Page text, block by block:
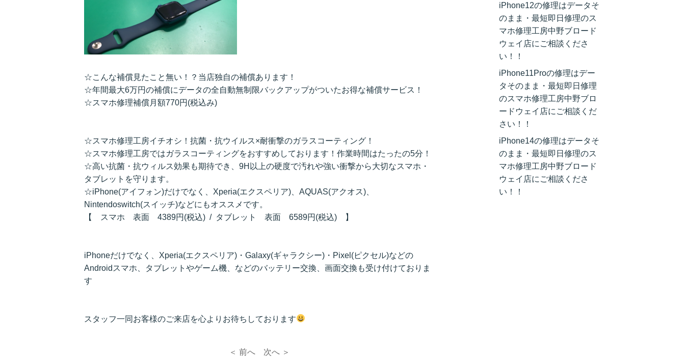
☆こんな補償見たこと無い！？当店独自の補償あります！
☆年間最大6万円の補償にデータの全自動無制限バックアップがついたお得な補償サービス！
☆スマホ修理補償月額770円(税込み)
☆スマホ修理工房イチオシ！抗菌・抗ウイルス×耐衝撃のガラスコーティング！
☆スマホ修理工房ではガラスコーティングをおすすめしております！作業時間はたったの5分！
☆高い抗菌・抗ウィルス効果も期待でき、9H以上の硬度で汚れや強い衝撃から大切なスマホ・
タブレットを守ります。
☆iPhone(アイフォン)だけでなく、Xperia(エクスペリア)、AQUAS(アクオス)、
Nintendoswitch(スイッチ)などにもオススメです。
【 スマホ 表面 4389円(税込) / タブレット 表面 6589円(税込) 】
iPhoneだけでなく、Xperia(エクスペリア)・Galaxy(ギャラクシー)・Pixel(ピクセル)などの
Androidスマホ、タブレットやゲーム機、などのバッテリー交換、画面交換も受け付けておりま
す
スタッフ一同お客様のご来店を心よりお待ちしております
＜ 前へ 次へ ＞
iPhone12の修理はデータそ
のまま・最短即日修理のス
マホ修理工房中野ブロード
ウェイ店にご相談くださ
い！！
iPhone11Proの修理はデー
タそのまま・最短即日修理
のスマホ修理工房中野ブロ
ードウェイ店にご相談くだ
さい！！
iPhone14の修理はデータそ
のまま・最短即日修理のス
マホ修理工房中野ブロード
ウェイ店にご相談くださ
い！！